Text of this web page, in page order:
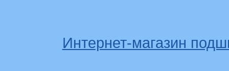
Интернет-магазин